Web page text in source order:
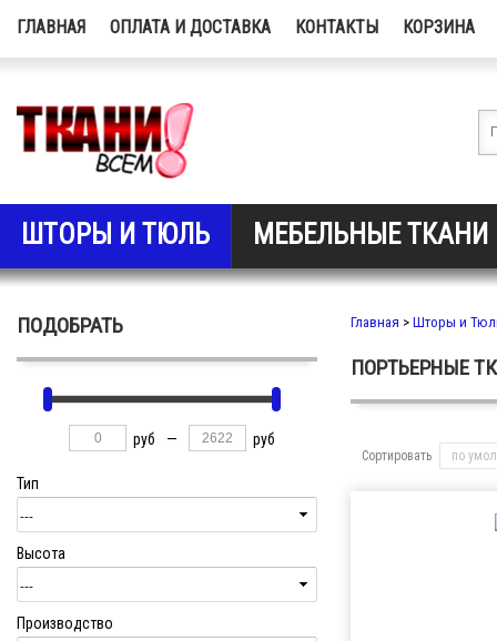
ГЛАВНАЯ ОПЛАТА И ДОСТАВКА КОНТАКТЫ КОРЗИНА
ШТОРЫ И ТЮЛЬ МЕБЕЛЬНЫЕ ТКАНИ
ПОДОБРАТЬ
руб — руб
Тип
Высота
Производство
Главная > Шторы и
ПОРТЬЕРНЫЕ
Сортировать по